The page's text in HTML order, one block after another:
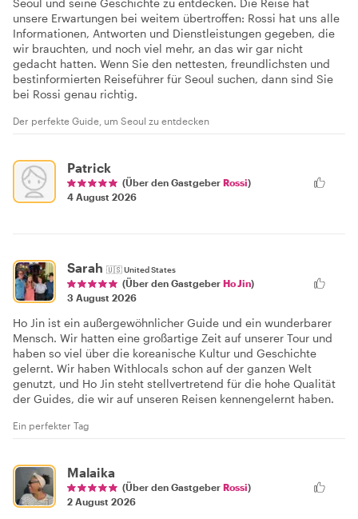
Seoul und seine Geschichte zu entdecken. Die Reise hat
unsere Erwartungen bei weitem übertroffen: Rossi hat uns alle
Informationen, Antworten und Dienstleistungen gegeben, die
wir brauchten, und noch viel mehr, an das wir gar nicht
gedacht hatten. Wenn Sie den nettesten, freundlichsten und
bestinformierten Reiseführer für Seoul suchen, dann sind Sie
bei Rossi genau richtig.
Der perfekte Guide, um Seoul zu entdecken
Patrick
(Über den Gastgeber Rossi)
4 August 2026
Sarah 🇺🇸United States
(Über den Gastgeber Ho Jin)
3 August 2026
Ho Jin ist ein außergewöhnlicher Guide und ein wunderbarer
Mensch. Wir hatten eine großartige Zeit auf unserer Tour und
haben so viel über die koreanische Kultur und Geschichte
gelernt. Wir haben Withlocals schon auf der ganzen Welt
genutzt, und Ho Jin steht stellvertretend für die hohe Qualität
der Guides, die wir auf unseren Reisen kennengelernt haben.
Ein perfekter Tag
Malaika
(Über den Gastgeber Rossi)
2 August 2026